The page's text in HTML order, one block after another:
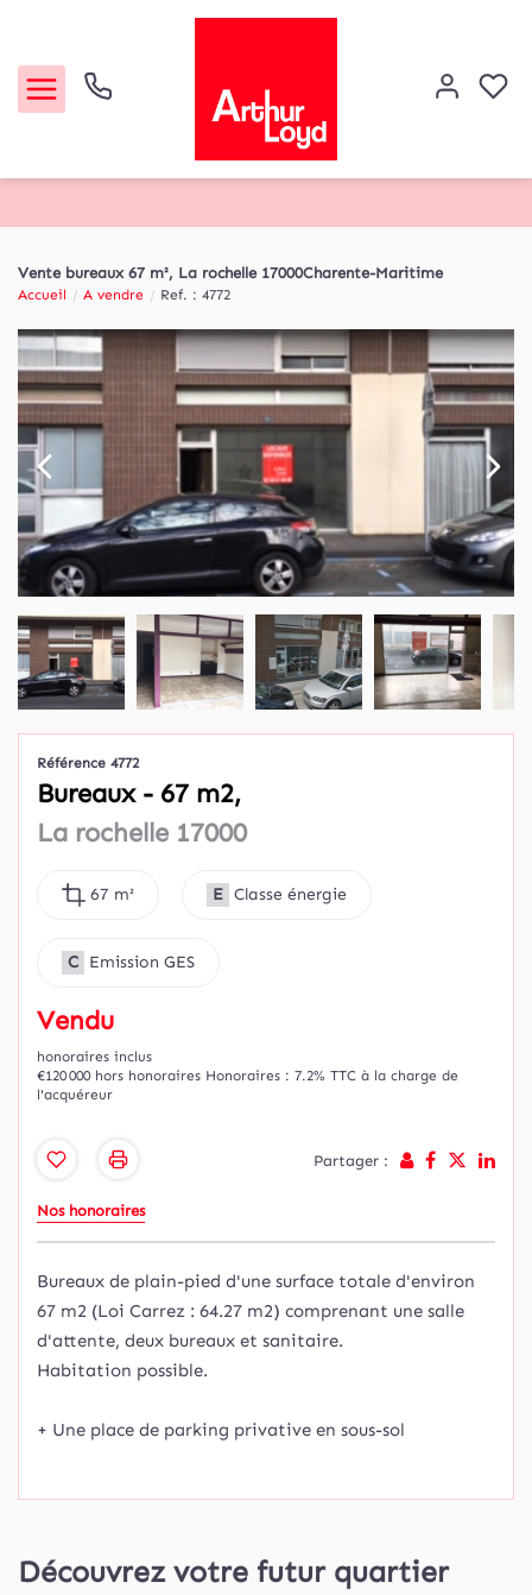
Etude de marché
Notre Agence
Contact
Vente bureaux 67 m², La rochelle 17000Charente-Maritime
Accueil A vendre Ref. : 4772
Référence 4772
Bureaux - 67 m2,
La rochelle 17000
67 m² E Classe énergie
C Emission GES
Vendu
honoraires inclus
€120 000 hors honoraires Honoraires : 7.2% TTC à la charge de
l'acquéreur
Partager :
Nos honoraires
Bureaux de plain-pied d'une surface totale d'environ
67 m2 (Loi Carrez : 64.27 m2) comprenant une salle
d'attente, deux bureaux et sanitaire.
Habitation possible.
+ Une place de parking privative en sous-sol
Découvrez votre futur quartier